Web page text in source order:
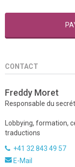
CONTACT
Freddy Moret
Responsable du
Lobbying, formation,
traductions
+41 32 843 49 57
E-Mail